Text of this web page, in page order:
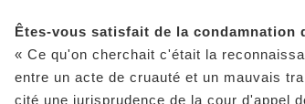
Êtes-vous satisfait de la condamnation
« Ce qu'on cherchait c'était la
entre un acte de cruauté et un mauvais
cité une jurisprudence de la cour d'appel